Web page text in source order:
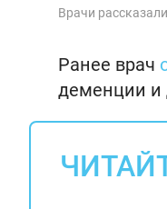
Врачи
Ранее врач
деменции и